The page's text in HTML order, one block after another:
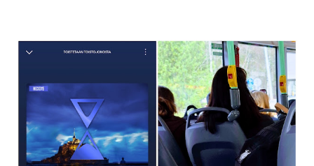
diagnosointi kai alkaa .